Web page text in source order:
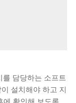
담당하는 소프트
설치해야 하고 지